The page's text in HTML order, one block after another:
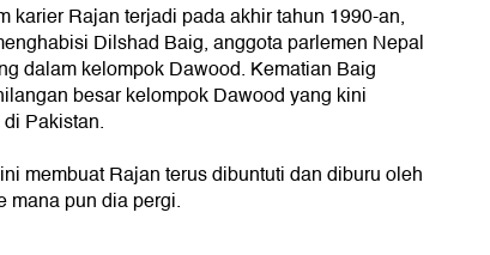
karier Rajan terjadi pada akhir tahun 1990-an,
Dilshad Baig, anggota parlemen Nepal
dalam kelompok Dawood. Kematian Baig
besar kelompok Dawood yang kini
Pakistan.
membuat Rajan terus dibuntuti dan diburu oleh
mana pun dia pergi.